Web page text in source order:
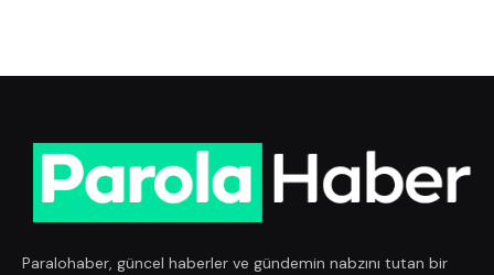
Paralohaber, güncel haberler ve gündemin nabzını tutan bir